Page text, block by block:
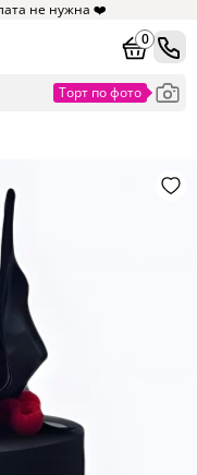
не нужна ❤️
0